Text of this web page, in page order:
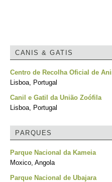
CANIS & GATIS
Centro de Recolha Oficial de
Lisboa, Portugal
Canil e Gatil da União Zoófila
Lisboa, Portugal
PARQUES
Parque Nacional da Kameia
Moxico, Angola
Parque Nacional de Ubajara